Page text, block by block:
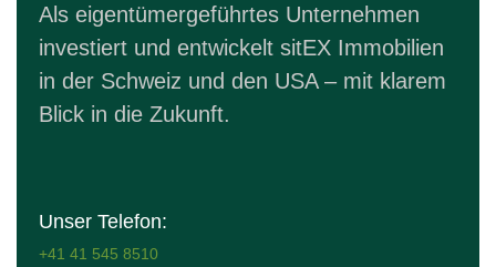
Als eigentümergeführtes Unternehmen
investiert und entwickelt sitEX Immobilien
in der Schweiz und den USA – mit klarem
Blick in die Zukunft.
Unser Telefon:
+41 41 545 8510